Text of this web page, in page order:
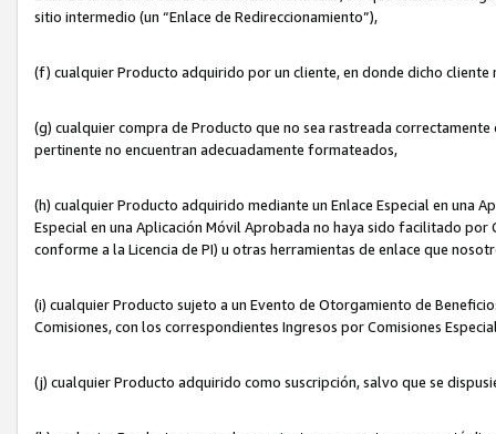
sitio intermedio (un “Enlace de Redireccionamiento”),
(f) cualquier Producto adquirido por un cliente, en donde dicho
(g) cualquier compra de Producto que no sea rastreada
pertinente no encuentran adecuadamente formateados,
(h) cualquier Producto adquirido mediante un Enlace Especial en una
Especial en una Aplicación Móvil Aprobada no haya sido facilitado
conforme a la Licencia de PI) u otras herramientas de enlace que
(i) cualquier Producto sujeto a un Evento de Otorgamiento de
Comisiones, con los correspondientes Ingresos por Comisiones
(j) cualquier Producto adquirido como suscripción, salvo que se